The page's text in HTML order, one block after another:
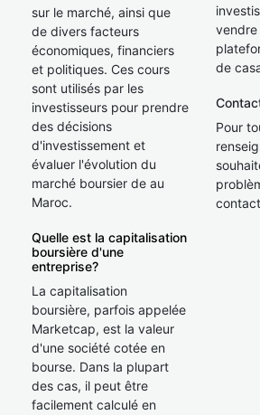
sur le marché, ainsi que
de divers facteurs
économiques, financiers
et politiques. Ces cours
sont utilisés par les
investisseurs pour prendre
des décisions
d'investissement et
évaluer l'évolution du
marché boursier de au
Maroc.
Quelle est la capitalisation
boursière d'une
entreprise?
La capitalisation
boursière, parfois appelée
Marketcap, est la valeur
d'une société cotée en
bourse. Dans la plupart
des cas, il peut être
facilement calculé en
vendre
de
Pour